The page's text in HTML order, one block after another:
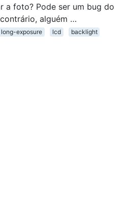
a foto? Pode ser um bug do
alguém …
long-exposure lcd
backlight